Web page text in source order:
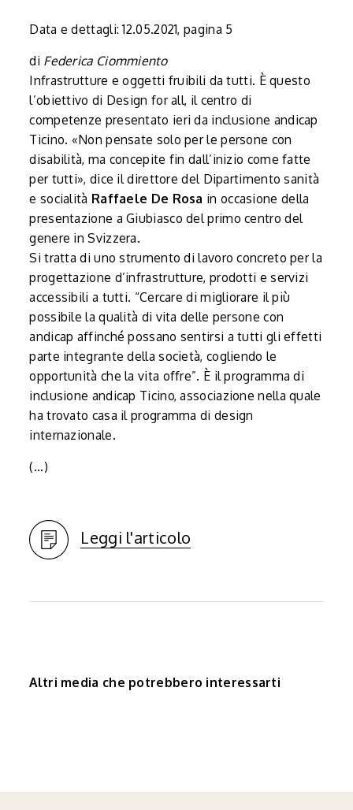
Data e dettagli: 12.05.2021, pagina 5
di Federica Ciommiento
Infrastrutture e oggetti fruibili da tutti. È questo
l’obiettivo di Design for all, il centro di
competenze presentato ieri da inclusione andicap
Ticino. «Non pensate solo per le persone con
disabilità, ma concepite fin dall’inizio come fatte
per tutti», dice il direttore del Dipartimento sanità
e socialità Raffaele De Rosa in occasione della
presentazione a Giubiasco del primo centro del
genere in Svizzera.
Si tratta di uno strumento di lavoro concreto per la
progettazione d’infrastrutture, prodotti e servizi
accessibili a tutti. “Cercare di migliorare il più
possibile la qualità di vita delle persone con
andicap affinché possano sentirsi a tutti gli effetti
parte integrante della società, cogliendo le
opportunità che la vita offre”. È il programma di
inclusione andicap Ticino, associazione nella quale
ha trovato casa il programma di design
internazionale.
(...)
Leggi l'articolo
Altri media che potrebbero interessarti